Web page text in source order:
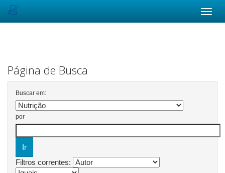
Página de Busca
Buscar em:
por
Filtros correntes: